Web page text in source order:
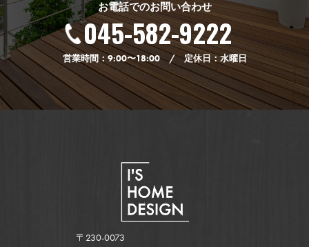
お電話でのお問い合わせ
045-582-9222
営業時間：9:00〜18:00 / 定休日：水曜日
〒230-0073